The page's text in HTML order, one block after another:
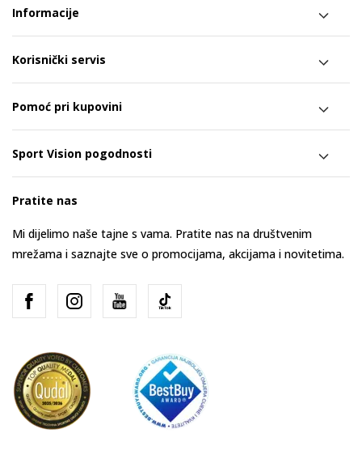
Informacije
Korisnički servis
Pomoć pri kupovini
Sport Vision pogodnosti
Pratite nas
Mi dijelimo naše tajne s vama. Pratite nas na društvenim
mrežama i saznajte sve o promocijama, akcijama i novitetima.